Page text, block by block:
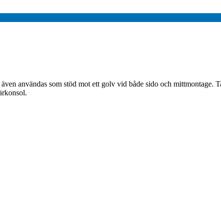
användas som stöd mot ett golv vid både sido och mittmontage.